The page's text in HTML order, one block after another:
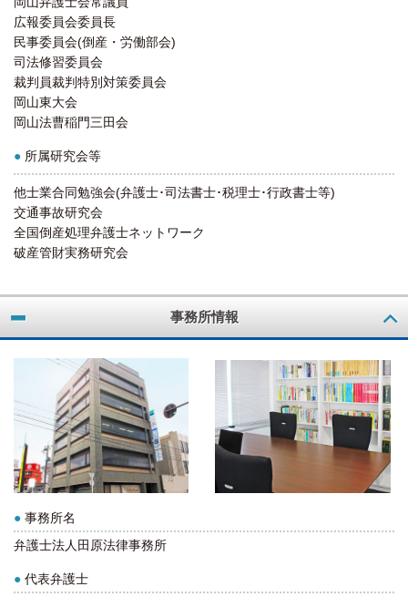
広報委員会委員長
民事委員会(倒産・労働部会)
司法修習委員会
裁判員裁判特別対策委員会
岡山東大会
岡山法曹稲門三田会
● 所属研究会等
他士業合同勉強会(弁護士･司法書士･税理士･行政書士等)
交通事故研究会
全国倒産処理弁護士ネットワーク
破産管財実務研究会
事務所情報
● 事務所名
弁護士法人田原法律事務所
● 代表弁護士